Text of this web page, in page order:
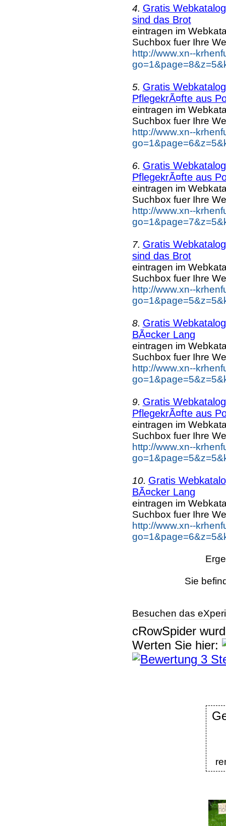
4. Gratis
sind das Brot
eintragen im
Suchbox fuer Ihre
http://www.xn--
5. Gratis
PflegekrÃ¤fte aus
eintragen im
Suchbox fuer Ihre
http://www.xn--
6. Gratis
PflegekrÃ¤fte aus
eintragen im
Suchbox fuer Ihre
http://www.xn--
7. Gratis
sind das Brot
eintragen im
Suchbox fuer Ihre
http://www.xn--
8. Gratis
BÃ¤cker Lang
eintragen im
Suchbox fuer Ihre
http://www.xn--
9. Gratis
PflegekrÃ¤fte aus
eintragen im
Suchbox fuer Ihre
http://www.xn--
10. Gratis
BÃ¤cker Lang
eintragen im
Suchbox fuer Ihre
http://www.xn--
Sie
Besuchen das
cRowSpider
Werten Sie hier: